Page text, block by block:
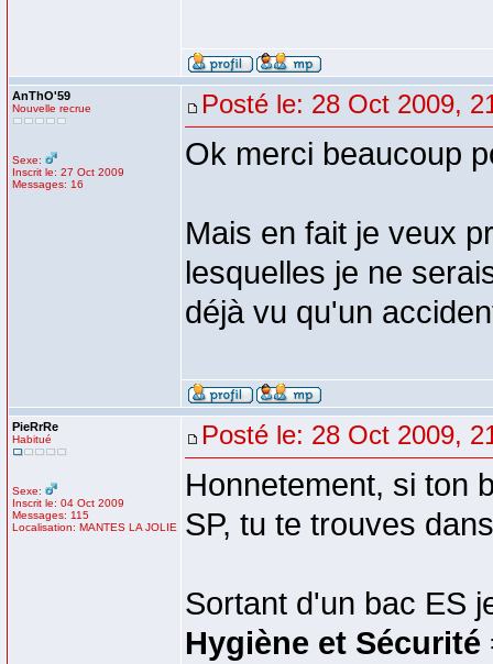
AnThO'59
Nouvelle recrue
Sexe:
Inscrit le: 27 Oct 2009
Messages: 16
Posté le: 28 Oct 2009,
Ok merci beaucoup
Mais en fait je veux
lesquelles je ne
déjà vu qu'un
PieRrRe
Habitué
Sexe:
Inscrit le: 04 Oct 2009
Messages: 115
Localisation: MANTES LA JOLIE
Posté le: 28 Oct 2009,
Honnetement, si ton
SP, tu te trouves
Sortant d'un bac ES
Hygiène et Sécurité